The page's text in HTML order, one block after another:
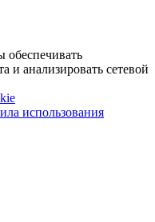
и анализировать сетевой
использования